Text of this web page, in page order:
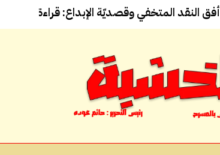
أفق النقد المتخفي وقصديّة الإبداع: قراءة في كتاب...